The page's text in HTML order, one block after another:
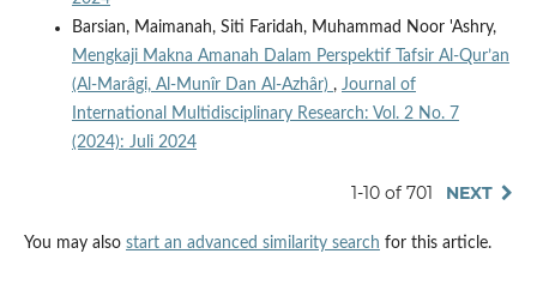
Barsian, Maimanah, Siti Faridah, Muhammad Noor 'Ashry,
Mengkaji Makna Amanah Dalam Perspektif Tafsir Al-Qur’an
(Al-Marâgi, Al-Munîr Dan Al-Azhâr) , Journal of
International Multidisciplinary Research: Vol. 2 No. 7
(2024): Juli 2024
1-10 of 701 NEXT
You may also start an advanced similarity search for this article.